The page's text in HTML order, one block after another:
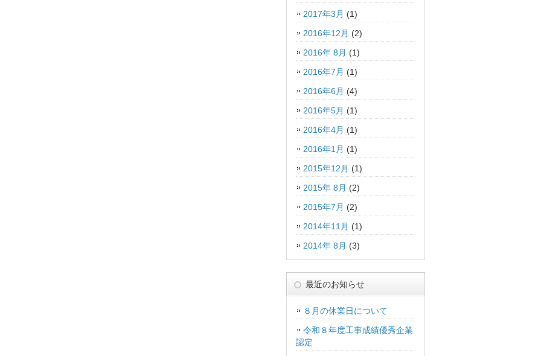
2017年3月 (1)
2016年12月 (2)
2016年 8月 (1)
2016年7月 (1)
2016年6月 (4)
2016年5月 (1)
2016年4月 (1)
2016年1月 (1)
2015年12月 (1)
2015年 8月 (2)
2015年7月 (2)
2014年11月 (1)
2014年 8月 (3)
最近のお知らせ
８月の休業日について
令和８年度工事成績優秀企業
認定